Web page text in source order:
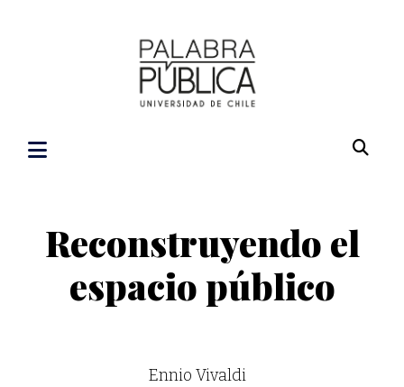
Reconstruyendo el
espacio público
Ennio Vivaldi